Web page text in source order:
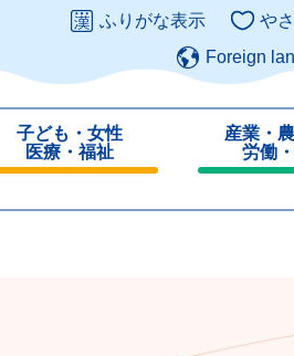
ふりがな表示 や
Foreign
子ども・女性
医療・福祉
産業・
労働
じ